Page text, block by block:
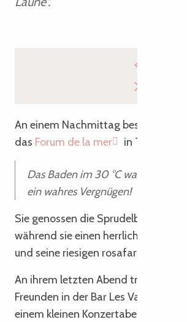
An einem Nachmittag besuchte die
das Forum de la mer in Trégastel.
Das Baden im 30 °C warmen
ein wahres Vergnügen!
Sie genossen die Sprudelbäder und
während sie einen herrlichen Blick
und seine riesigen rosafarbenen
An ihrem letzten Abend trafen sie
Freunden in der Bar Les Valseuses in
einem kleinen Konzertabend, bei